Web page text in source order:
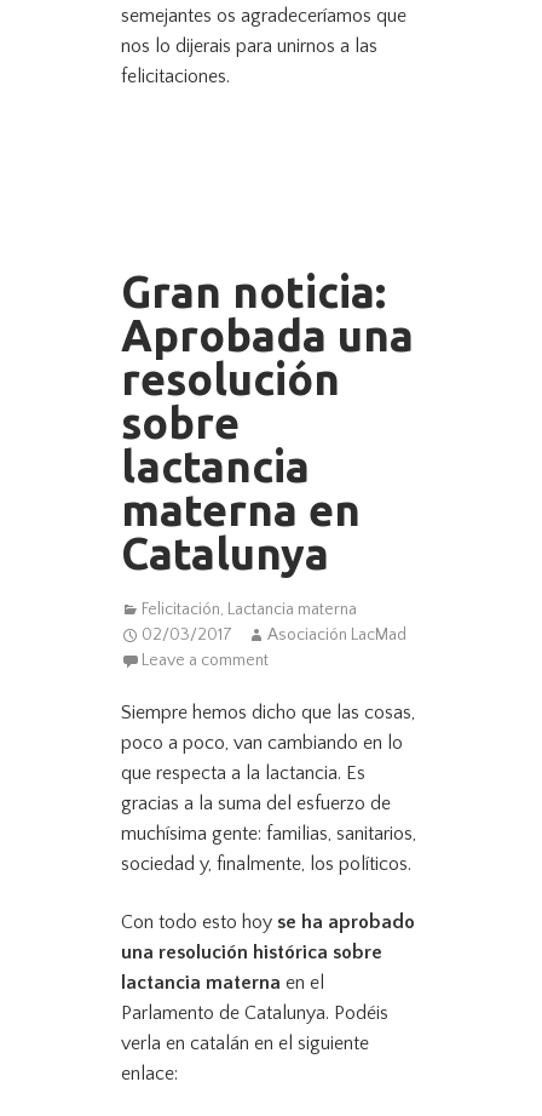
semejantes os agradeceríamos que
nos lo dijerais para unirnos a las
felicitaciones.
Gran noticia:
Aprobada una
resolución
sobre
lactancia
materna en
Catalunya
Felicitación, Lactancia materna
02/03/2017
Asociación LacMad
Leave a comment
Siempre hemos dicho que las cosas,
poco a poco, van cambiando en lo
que respecta a la lactancia. Es
gracias a la suma del esfuerzo de
muchísima gente: familias, sanitarios,
sociedad y, finalmente, los políticos.
Con todo esto hoy se ha aprobado
una resolución histórica sobre
lactancia materna en el
Parlamento de Catalunya. Podéis
verla en catalán en el siguiente
enlace: